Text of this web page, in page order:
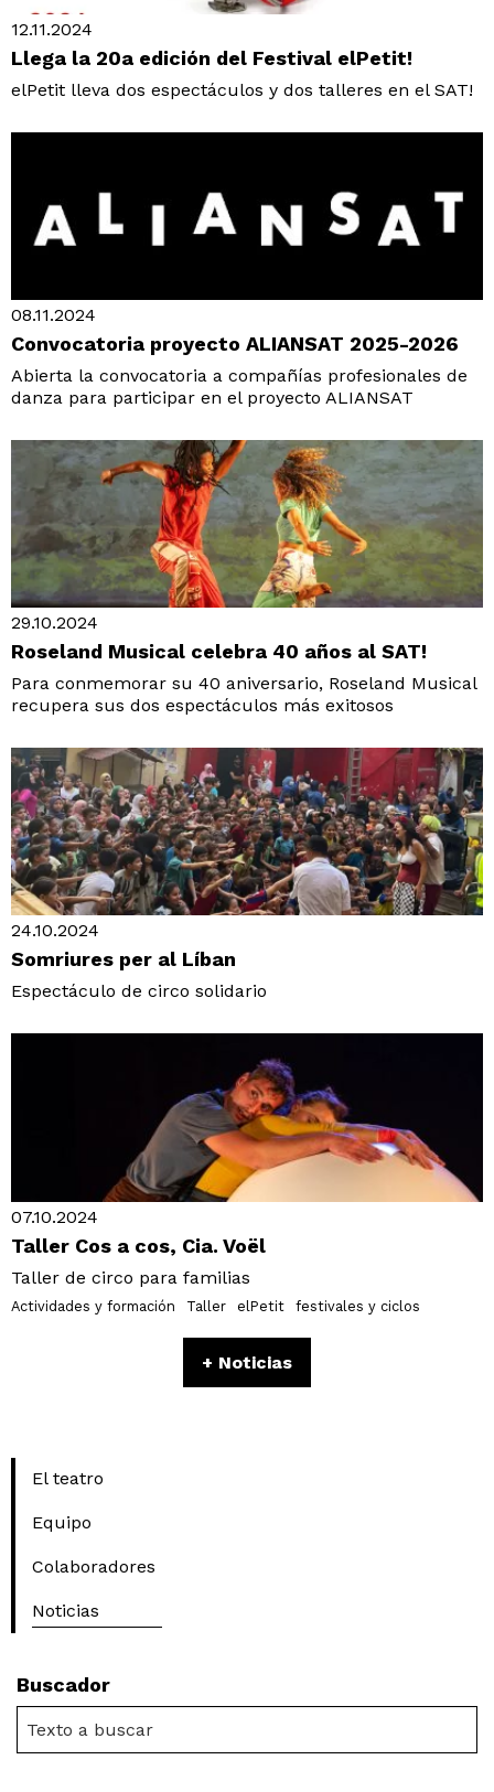
12.11.2024
Llega la 20a edición del Festival elPetit!
elPetit lleva dos espectáculos y dos talleres en el SAT!
08.11.2024
Convocatoria proyecto ALIANSAT 2025-2026
Abierta la convocatoria a compañías profesionales de
danza para participar en el proyecto ALIANSAT
29.10.2024
Roseland Musical celebra 40 años al SAT!
Para conmemorar su 40 aniversario, Roseland Musical
recupera sus dos espectáculos más exitosos
24.10.2024
Somriures per al Líban
Espectáculo de circo solidario
07.10.2024
Taller Cos a cos, Cia. Voël
Taller de circo para familias
Actividades y formación Taller elPetit festivales y ciclos
+ Noticias
El teatro
Equipo
Colaboradores
Noticias
Buscador